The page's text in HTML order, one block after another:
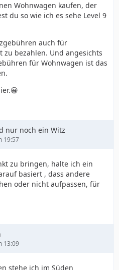
Wohnwagen kaufen, der
du so wie ich es sehe Level 9
auch für
bezahlen. Und angesichts
für Wohnwagen ist das
nur noch ein Witz
19:57
zu bringen, halte ich ein
basiert , dass andere
oder nicht aufpassen, für
13:09
stehe ich im Süden